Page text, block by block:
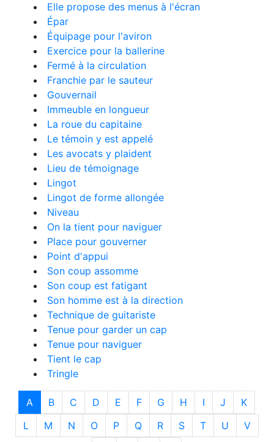
Elle propose des menus à l'écran
Épar
Équipage pour l'aviron
Exercice pour la ballerine
Fermé à la circulation
Franchie par le sauteur
Gouvernail
Immeuble en longueur
La roue du capitaine
Le témoin y est appelé
Les avocats y plaident
Lieu de témoignage
Lingot
Lingot de forme allongée
Niveau
On la tient pour naviguer
Place pour gouverner
Point d'appui
Son coup assomme
Son coup est fatigant
Son homme est à la direction
Technique de guitariste
Tenue pour garder un cap
Tenue pour naviguer
Tient le cap
Tringle
A B C D E F G H I J
K
L
M N O P Q R S T U V